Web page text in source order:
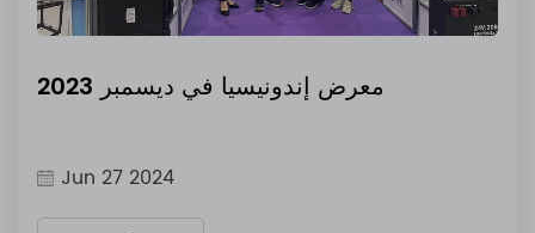
معرض إندونيسيا في ديسمبر 2023
Jun 27 2024